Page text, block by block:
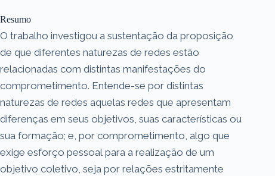
Resumo
O trabalho investigou a sustentação da proposição
de que diferentes naturezas de redes estão
relacionadas com distintas manifestações do
comprometimento. Entende-se por distintas
naturezas de redes aquelas redes que apresentam
diferenças em seus objetivos, suas características ou
sua formação; e, por comprometimento, algo que
exige esforço pessoal para a realização de um
objetivo coletivo, seja por relações estritamente